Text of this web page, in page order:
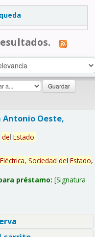
Oeste,
del Estado.
Eléctrica, Sociedad del Estado,
préstamo: Signatura